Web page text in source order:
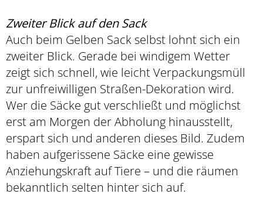
Zweiter Blick auf den Sack
Auch beim Gelben Sack selbst lohnt sich ein
zweiter Blick. Gerade bei windigem Wetter
zeigt sich schnell, wie leicht Verpackungsmüll
zur unfreiwilligen Straßen-Dekoration wird.
Wer die Säcke gut verschließt und möglichst
erst am Morgen der Abholung hinausstellt,
erspart sich und anderen dieses Bild. Zudem
haben aufgerissene Säcke eine gewisse
Anziehungskraft auf Tiere – und die räumen
bekanntlich selten hinter sich auf.